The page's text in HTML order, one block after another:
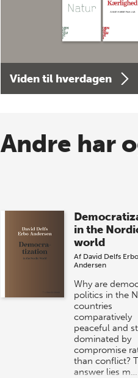
Viden til hverdagen
Andre har
in the
world
Af David Delfs Erbo
Andersen
Why are
politics in the
countries
comparatively
peaceful and
dominated by
compromise
than conflict?
answer lies m…